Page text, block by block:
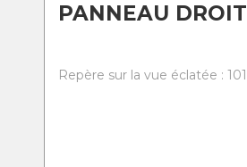
PANNEAU DROIT
Repère sur la vue éclatée : 101